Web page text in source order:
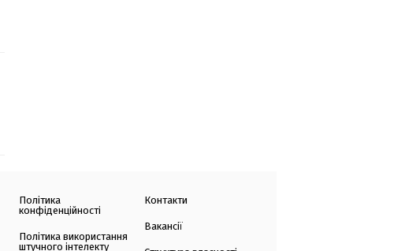
Політика
конфіденційності
Політика використання
штучного інтелекту
Контакти
Вакансії